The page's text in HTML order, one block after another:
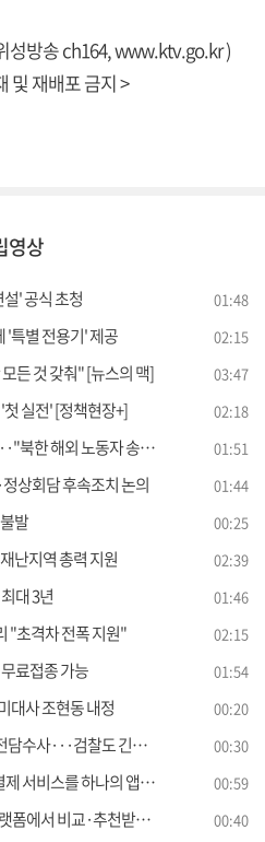
성방송 ch164,www.ktv.go.kr)
및 재배포 금지 >
영상
' 공식 초청 01:48
'특별 전용기' 제공 02:15
든 것 갖춰" [뉴스의 맥] 03:47
실전' [정책현장+] 02:18
한 해외 노동자 송환" 01:51
상회담 후속조치 논의 01:44
발 00:25
난지역 총력 지원 02:39
대 3년 01:46
"초격차 전폭 지원" 02:15
료접종 가능 01:54
대사 조현동 내정 00:20
···검찰도 긴밀히 협조" 00:30
나의 앱으로 빠르고 편리하게 00:59
교·추천받을 수 있습니다. 00:40